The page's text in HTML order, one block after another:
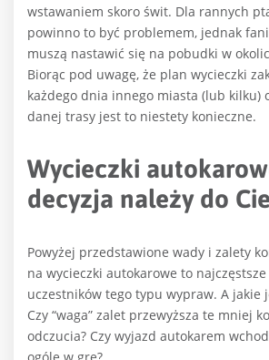
wstawaniem skoro świt. Dla rannych
powinno to być problemem, jednak
muszą nastawić się na pobudki w
Biorąc pod uwagę, że plan wycieczki
każdego dnia innego miasta (lub kilku)
danej trasy jest to niestety konieczne.
Wycieczki
decyzja należy do
Powyżej przedstawione wady i zalety
na wycieczki autokarowe to
uczestników tego typu wypraw. A jakie
Czy “waga” zalet przewyższa te mniej
odczucia? Czy wyjazd autokarem